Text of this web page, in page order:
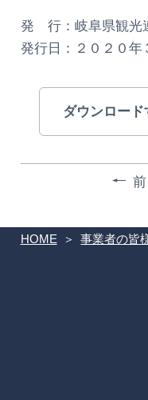
HOME 事業者の皆
発 行：岐阜県観光
発行日：２０２０年
ダウンロード
前